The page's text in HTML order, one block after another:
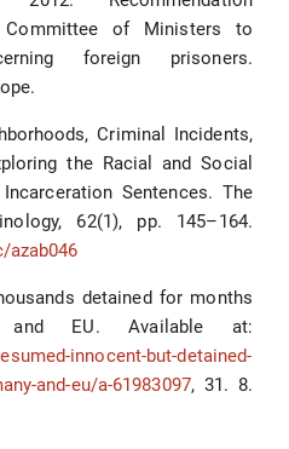
Committee of Ministers to
foreign prisoners.
Criminal Incidents,
the Racial and Social
Sentences. The
62(1), pp. 145–164.
azab046
detained for months
and EU. Available at:
innocent-but-detained-
and-eu/a-61983097, 31. 8.